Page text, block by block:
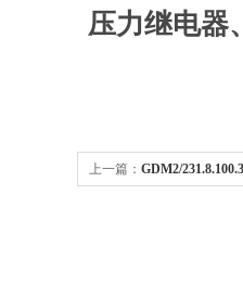
压力继电器
上一篇： GDM2/